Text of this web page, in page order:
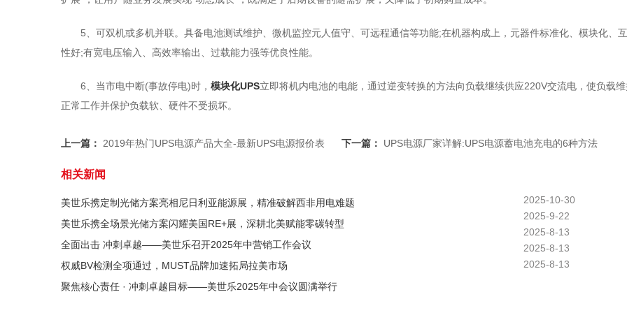
5、可双机或多机并联。具备电池测试维护、微机监控元人值守、可远程通信等功能;在机器构成上，元器件标准化、模块化、
性好;有宽电压输入、高效率输出、过载能力强等优良性能。
6、当市电中断(事故停电)时， 模块化UPS立即将机内电池的电能，通过逆变转换的方法向负载继续供应220V交流电，使负载
正常工作并保护负载软、硬件不受损坏。
上一篇： 2019年热门UPS电源产品大全-最新UPS电源报价表 下一篇： UPS电源厂家详解:UPS电源蓄电池充电的6种方法
相关新闻
2025-10-30
美世乐携定制光储方案亮相尼日利亚能源展，精准破解西非用电难题
2025-9-22
美世乐携全场景光储方案闪耀美国RE+展，深耕北美赋能零碳转型
2025-8-13
全面出击 冲刺卓越——美世乐召开2025年中营销工作会议
2025-8-13
权威BV检测全项通过，MUST品牌加速拓局拉美市场
2025-8-13
聚焦核心责任 · 冲刺卓越目标——美世乐2025年中会议圆满举行